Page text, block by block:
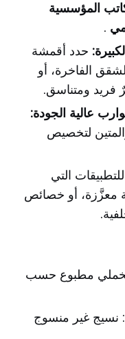
المؤسسية
.
حدد أقمشة
الفاخرة، أو
ومتناسق.
عالية الجودة:
لتخصيص
التي
معزَّزة، أو خصائص
مخملي مطبوع حسب
غير منسوج